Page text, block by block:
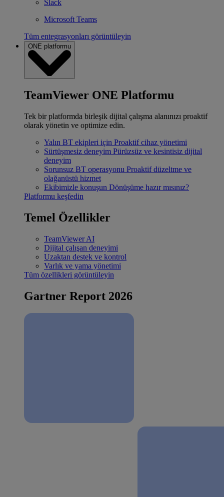
Slack
Microsoft Teams
Tüm entegrasyonları görüntüleyin
ONE platformu
TeamViewer ONE Platformu
Tek bir platformda birleşik dijital çalışma alanınızı proaktif
olarak yönetin ve optimize edin.
Yalın BT ekipleri için Proaktif cihaz yönetimi
Sürtüşmesiz deneyim Pürüzsüz ve kesintisiz dijital
deneyim
Sorunsuz BT operasyonu Proaktif düzeltme ve
olağanüstü hizmet
Ekibimizle konuşun Dönüşüme hazır mısınız?
Platformu keşfedin
Temel Özellikler
TeamViewer AI
Dijital çalışan deneyimi
Uzaktan destek ve kontrol
Varlık ve yama yönetimi
Tüm özellikleri görüntüleyin
Gartner Report 2026